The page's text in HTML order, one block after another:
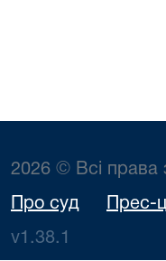
2026 © Всі права
Про суд Прес-
v1.38.1